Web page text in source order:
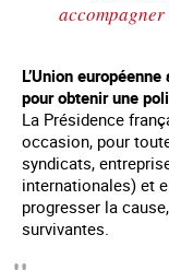
L’Union
pour obtenir une
La Présidence
occasion, pour
syndicats,
internationales) et
progresser la
survivantes.